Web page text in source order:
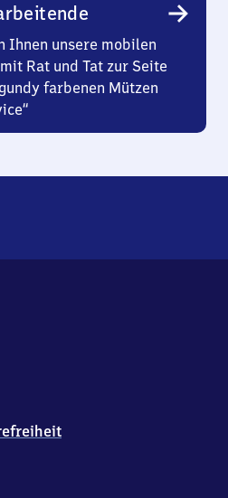
Ihnen unsere mobilen
Rat und Tat zur Seite
farbenen Mützen